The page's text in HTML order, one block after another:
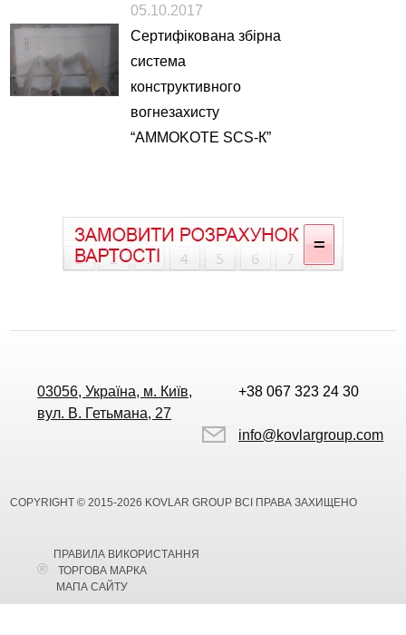
05.10.2017
Сертифікована збірна
система
конструктивного
вогнезахисту
“AMMOKOTE SCS-К”
03056, Україна, м. Київ,
вул. В. Гетьмана, 27
+38 067 323 24 30
info@kovlargroup.com
COPYRIGHT © 2015-2026 KOVLAR GROUP ВСІ ПРАВА ЗАХИЩЕНО
ПРАВИЛА ВИКОРИСТАННЯ
ТОРГОВА МАРКА
МАПА САЙТУ